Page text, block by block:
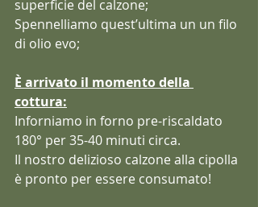
superficie del calzone;
Spennelliamo quest’ultima un un filo
di olio evo;
È arrivato il momento della
cottura:
Inforniamo in forno pre-riscaldato
180° per 35-40 minuti circa.
Il nostro delizioso calzone alla cipolla
è pronto per essere consumato!